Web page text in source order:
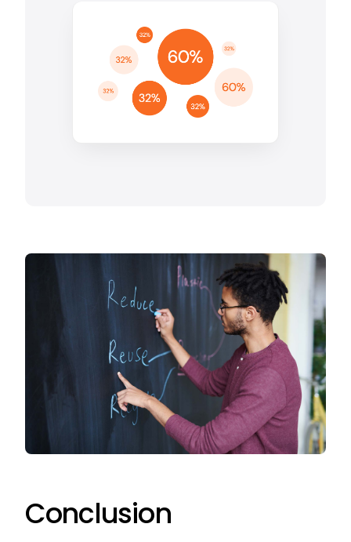
Conclusion